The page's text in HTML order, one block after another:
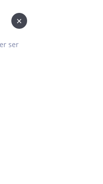
ser
×